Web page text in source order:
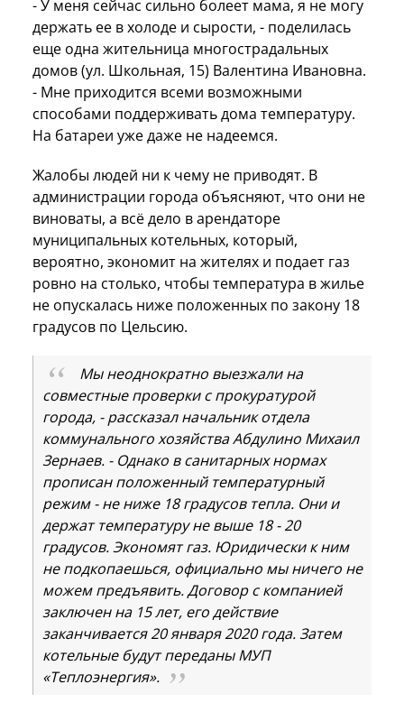
- У меня сейчас сильно болеет мама, я не могу
держать ее в холоде и сырости, - поделилась
еще одна жительница многострадальных
домов (ул. Школьная, 15) Валентина Ивановна.
- Мне приходится всеми возможными
способами поддерживать дома температуру.
На батареи уже даже не надеемся.
Жалобы людей ни к чему не приводят. В
администрации города объясняют, что они не
виноваты, а всё дело в арендаторе
муниципальных котельных, который,
вероятно, экономит на жителях и подает газ
ровно на столько, чтобы температура в жилье
не опускалась ниже положенных по закону 18
градусов по Цельсию.
Мы неоднократно выезжали на
совместные проверки с прокуратурой
города, - рассказал начальник отдела
коммунального хозяйства Абдулино Михаил
Зернаев. - Однако в санитарных нормах
прописан положенный температурный
режим - не ниже 18 градусов тепла. Они и
держат температуру не выше 18 - 20
градусов. Экономят газ. Юридически к ним
не подкопаешься, официально мы ничего не
можем предъявить. Договор с компанией
заключен на 15 лет, его действие
заканчивается 20 января 2020 года. Затем
котельные будут переданы МУП
«Теплоэнергия».